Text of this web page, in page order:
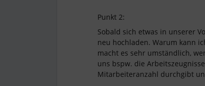
Punkt 2:
Sobald sich etwas in unserer
neu hochladen. Warum kann
macht es sehr umständlich,
uns bspw. die
Mitarbeiteranzahl durchgibt